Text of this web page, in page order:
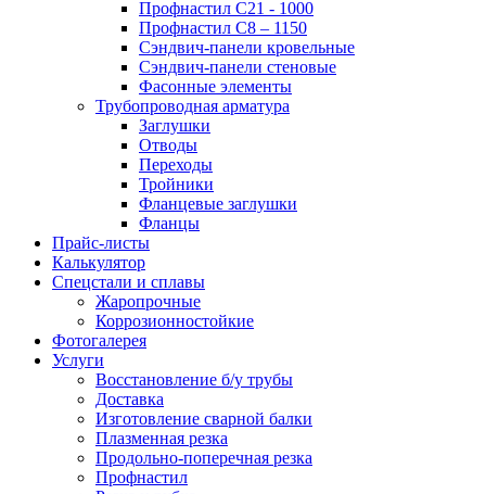
Профнастил С21 - 1000
Профнастил С8 – 1150
Сэндвич-панели кровельные
Сэндвич-панели стеновые
Фасонные элементы
Трубопроводная арматура
Заглушки
Отводы
Переходы
Тройники
Фланцевые заглушки
Фланцы
Прайс-листы
Калькулятор
Спецстали и сплавы
Жаропрочные
Коррозионностойкие
Фотогалерея
Услуги
Восстановление б/у трубы
Доставка
Изготовление сварной балки
Плазменная резка
Продольно-поперечная резка
Профнастил